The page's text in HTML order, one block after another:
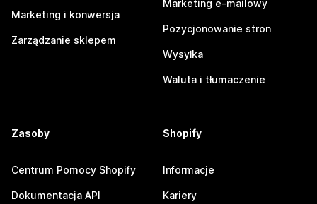
Marketing i konwersja
Zarządzanie sklepem
Marketing e-mailowy
Pozycjonowanie stron
Wysyłka
Waluta i tłumaczenie
Zasoby
Centrum Pomocy Shopify
Dokumentacja API
Shopify
Informacje
Kariery